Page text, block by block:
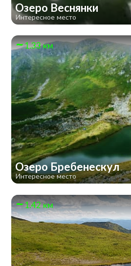
Озеро Веснянки
Интересное место
1.33 км
Озеро Бребенескул
Интересное место
1.42 км